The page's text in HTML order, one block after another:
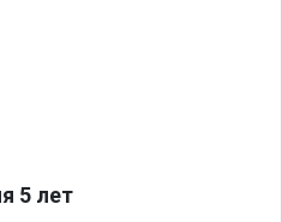
5 лет